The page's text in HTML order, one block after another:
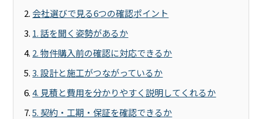
会社選びで見る6つの確認ポイント
1. 話を聞く姿勢があるか
2. 物件購入前の確認に対応できるか
3. 設計と施工がつながっているか
4. 見積と費用を分かりやすく説明してくれるか
5. 契約・工期・保証を確認できるか